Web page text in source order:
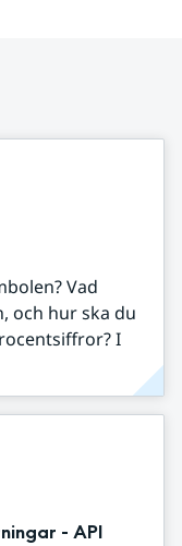
Vad
och hur ska du
I
- API